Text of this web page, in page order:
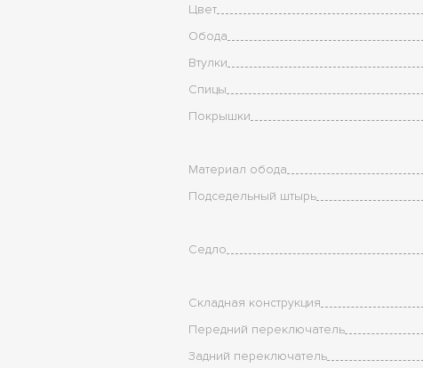
Цвет
Обода
Втулки
Спицы
Покрышки
Материал обода
Подседельный штырь
Седло
Складная конструкция
Передний переключатель
Задний переключатель